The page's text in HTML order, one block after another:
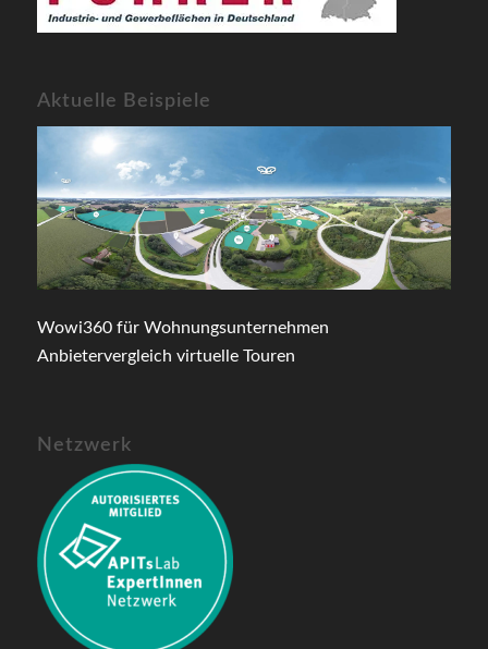
Aktuelle Beispiele
Wowi360 für Wohnungsunternehmen
Anbietervergleich virtuelle Touren
Netzwerk